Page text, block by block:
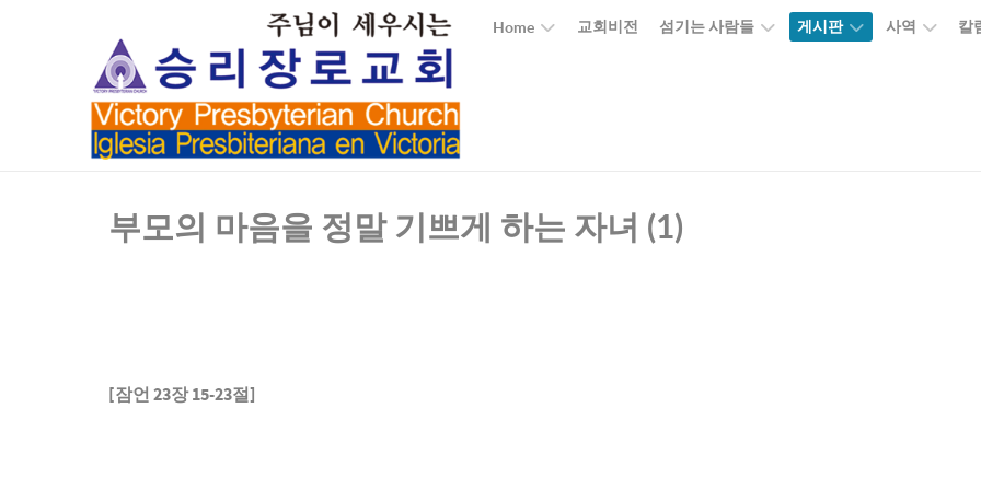
Home 교회비전 섬기는 사람들 게시판 사역 칼
부모의 마음을 정말 기쁘게 하는 자녀 (1)
[잠언 23장15-23절]